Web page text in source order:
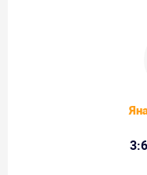
3:6